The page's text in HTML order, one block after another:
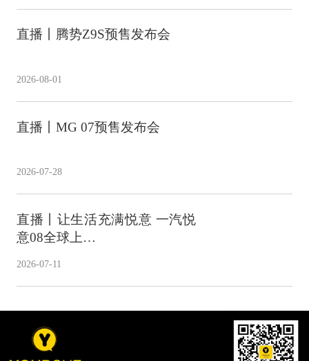
直播丨腾势Z9S预售发布会
2026-08-01
直播丨MG 07预售发布会
2026-07-28
直播丨让生活充满悦意 一汽悦
意08全球上…
2026-07-11